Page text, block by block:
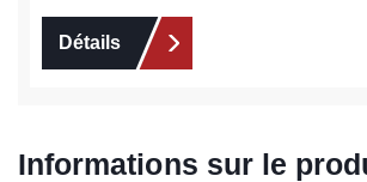
Détails
Informations sur le